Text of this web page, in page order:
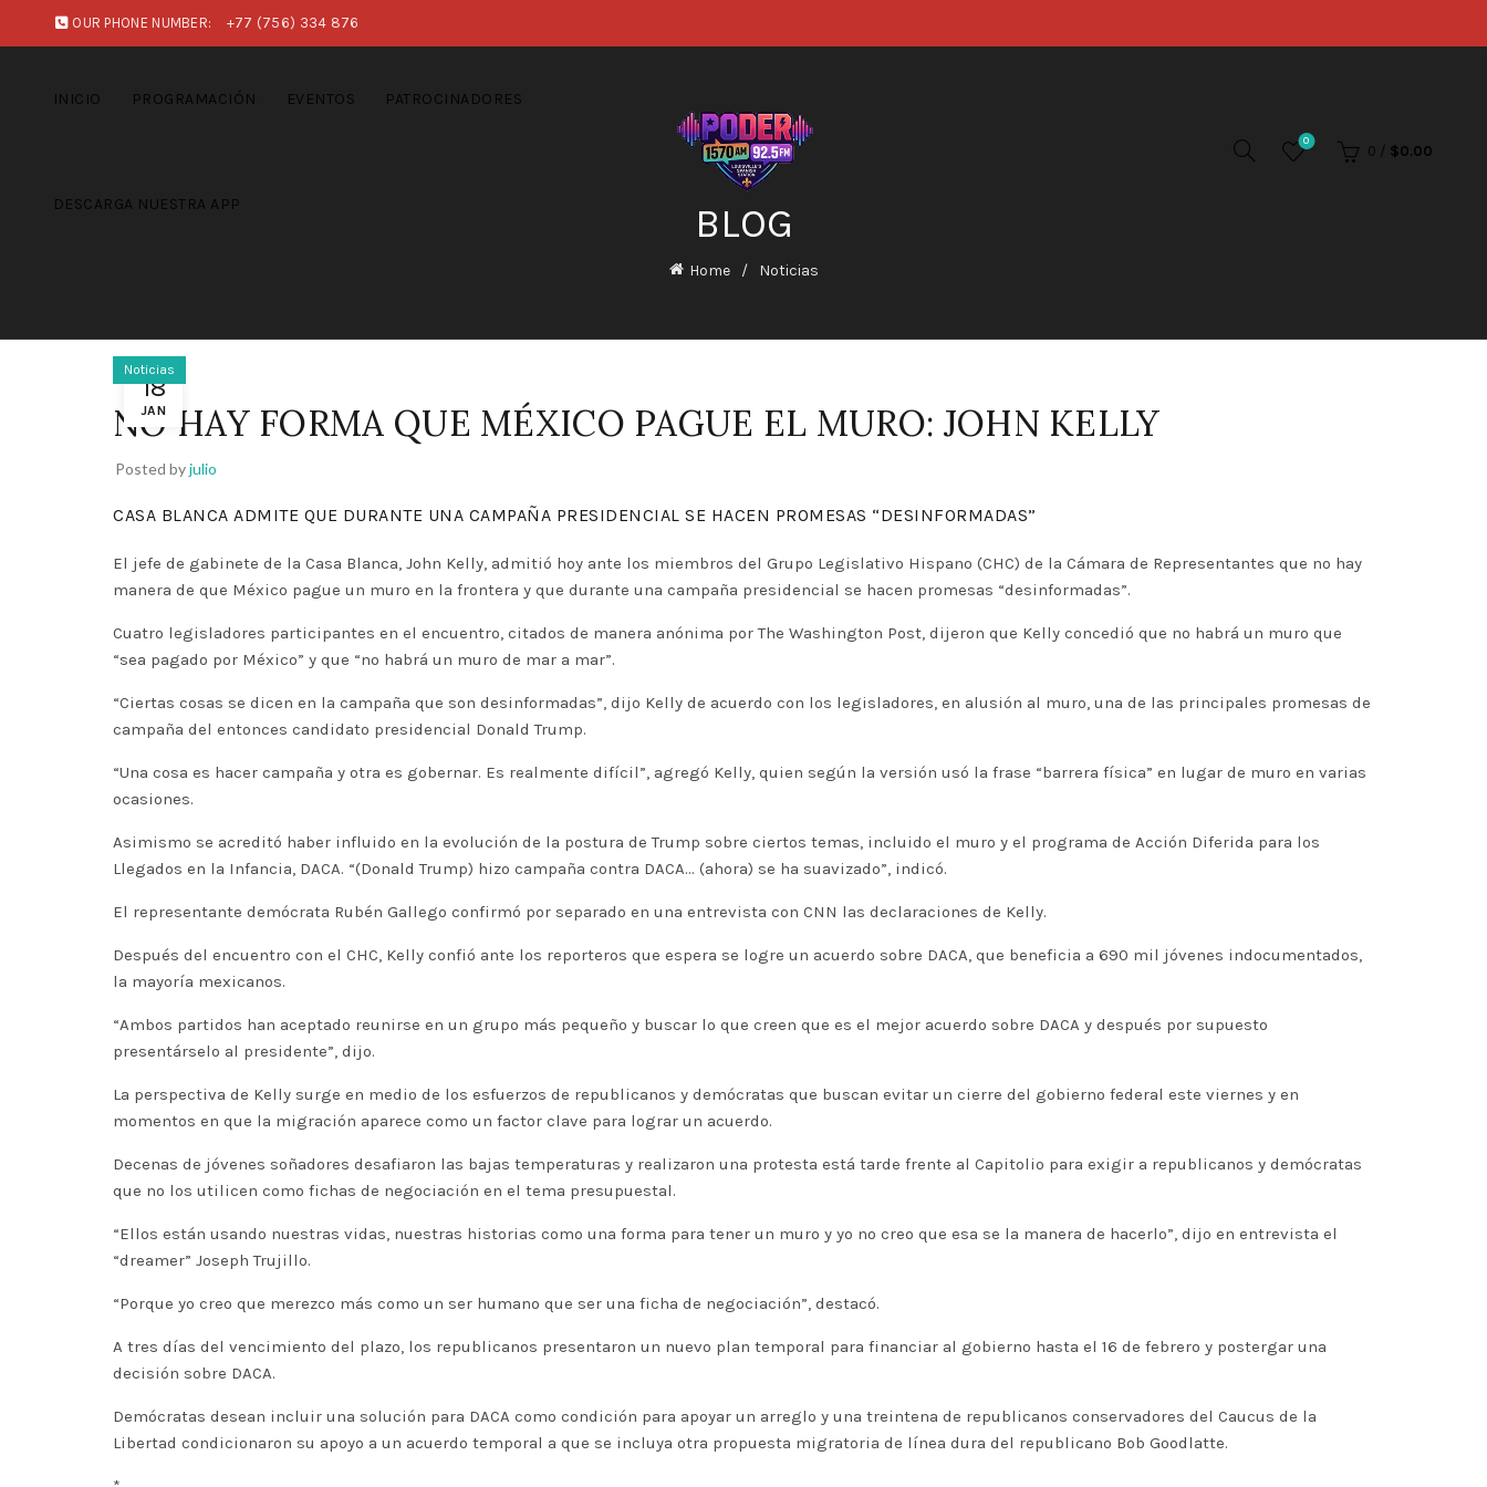
OUR PHONE NUMBER: +77 (756) 334 876
INICIO PROGRAMACIÓN EVENTOS PATROCINADORES
DESCARGA NUESTRA APP
0
0 / $0.00
BLOG
Home Noticias
18
JAN
Noticias
NO HAY FORMA QUE MÉXICO PAGUE EL MURO: JOHN KELLY
Posted byjulio
CASA BLANCA ADMITE QUE DURANTE UNA CAMPAÑA PRESIDENCIAL SE HACEN PROMESAS “DESINFORMADAS”
El jefe de gabinete de la Casa Blanca, John Kelly, admitió hoy ante los miembros del Grupo Legislativo Hispano (CHC) de la Cámara de Representantes que no hay
manera de que México pague un muro en la frontera y que durante una campaña presidencial se hacen promesas “desinformadas”.
Cuatro legisladores participantes en el encuentro, citados de manera anónima por The Washington Post, dijeron que Kelly concedió que no habrá un muro que
“sea pagado por México” y que “no habrá un muro de mar a mar”.
“Ciertas cosas se dicen en la campaña que son desinformadas”, dijo Kelly de acuerdo con los legisladores, en alusión al muro, una de las principales promesas de
campaña del entonces candidato presidencial Donald Trump.
“Una cosa es hacer campaña y otra es gobernar. Es realmente difícil”, agregó Kelly, quien según la versión usó la frase “barrera física” en lugar de muro en varias
ocasiones.
Asimismo se acreditó haber influido en la evolución de la postura de Trump sobre ciertos temas, incluido el muro y el programa de Acción Diferida para los
Llegados en la Infancia, DACA. “(Donald Trump) hizo campaña contra DACA… (ahora) se ha suavizado”, indicó.
El representante demócrata Rubén Gallego confirmó por separado en una entrevista con CNN las declaraciones de Kelly.
Después del encuentro con el CHC, Kelly confió ante los reporteros que espera se logre un acuerdo sobre DACA, que beneficia a 690 mil jóvenes indocumentados,
la mayoría mexicanos.
“Ambos partidos han aceptado reunirse en un grupo más pequeño y buscar lo que creen que es el mejor acuerdo sobre DACA y después por supuesto
presentárselo al presidente”, dijo.
La perspectiva de Kelly surge en medio de los esfuerzos de republicanos y demócratas que buscan evitar un cierre del gobierno federal este viernes y en
momentos en que la migración aparece como un factor clave para lograr un acuerdo.
Decenas de jóvenes soñadores desafiaron las bajas temperaturas y realizaron una protesta está tarde frente al Capitolio para exigir a republicanos y demócratas
que no los utilicen como fichas de negociación en el tema presupuestal.
“Ellos están usando nuestras vidas, nuestras historias como una forma para tener un muro y yo no creo que esa se la manera de hacerlo”, dijo en entrevista el
“dreamer” Joseph Trujillo.
“Porque yo creo que merezco más como un ser humano que ser una ficha de negociación”, destacó.
A tres días del vencimiento del plazo, los republicanos presentaron un nuevo plan temporal para financiar al gobierno hasta el 16 de febrero y postergar una
decisión sobre DACA.
Demócratas desean incluir una solución para DACA como condición para apoyar un arreglo y una treintena de republicanos conservadores del Caucus de la
Libertad condicionaron su apoyo a un acuerdo temporal a que se incluya otra propuesta migratoria de línea dura del republicano Bob Goodlatte.